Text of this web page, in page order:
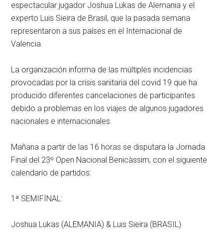
espectacular jugador Joshua Lukas de Alemania y el
experto Luis Sieira de Brasil, que la pasada semana
representaron a sus países en el Internacional de
Valencia.
La organización informa de las múltiples incidencias
provocadas por la crisis sanitaria del covid 19 que ha
producido diferentes cancelaciones de participantes
debido a problemas en los viajes de algunos jugadores
nacionales e internacionales.
Mañana a partir de las 16 horas se disputara la Jornada
Final del 23º Open Nacional Benicàssim, con el siguiente
calendario de partidos:
1ª SEMIFINAL:
Joshua Lukas (ALEMANIA) & Luis Sieira (BRASIL)